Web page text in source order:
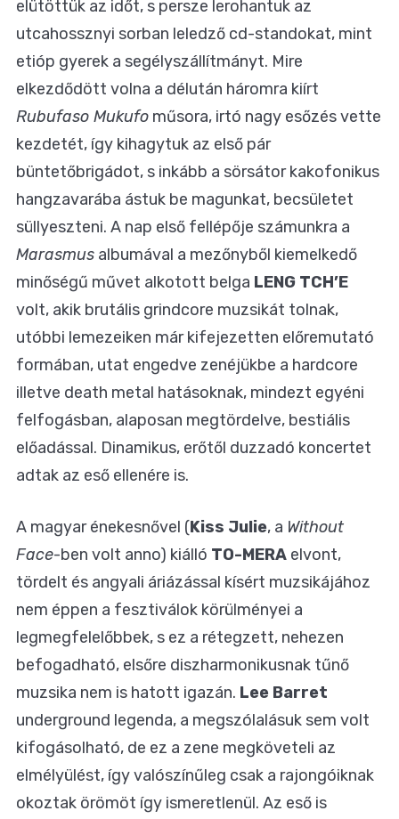
elütöttük az időt, s persze lerohantuk az
utcahossznyi sorban leledző cd-standokat, mint
etióp gyerek a segélyszállítmányt. Mire
elkezdődött volna a délután háromra kiírt
Rubufaso Mukufo műsora, irtó nagy esőzés vette
kezdetét, így kihagytuk az első pár
büntetőbrigádot, s inkább a sörsátor kakofonikus
hangzavarába ástuk be magunkat, becsületet
süllyeszteni. A nap első fellépője számunkra a
Marasmus albumával a mezőnyből kiemelkedő
minőségű művet alkotott belga LENG TCH’E
volt, akik brutális grindcore muzsikát tolnak,
utóbbi lemezeiken már kifejezetten előremutató
formában, utat engedve zenéjükbe a hardcore
illetve death metal hatásoknak, mindezt egyéni
felfogásban, alaposan megtördelve, bestiális
előadással. Dinamikus, erőtől duzzadó koncertet
adtak az eső ellenére is.
A magyar énekesnővel (Kiss Julie, a Without
Face-ben volt anno) kiálló TO-MERA elvont,
tördelt és angyali áriázással kísért muzsikájához
nem éppen a fesztiválok körülményei a
legmegfelelőbbek, s ez a rétegzett, nehezen
befogadható, elsőre diszharmonikusnak tűnő
muzsika nem is hatott igazán. Lee Barret
underground legenda, a megszólalásuk sem volt
kifogásolható, de ez a zene megköveteli az
elmélyülést, így valószínűleg csak a rajongóiknak
okoztak örömöt így ismeretlenül. Az eső is